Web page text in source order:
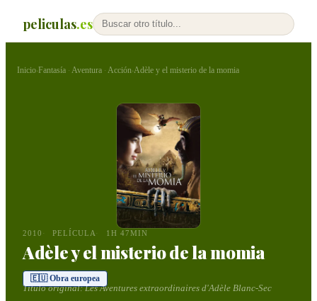
peliculas.es
Inicio›Fantasía · Aventura · Acción›Adèle y el misterio de la momia
2010 PELÍCULA 1H 47MIN
Adèle y el misterio de la momia
🇪🇺 Obra europea
Título original:Les Aventures extraordinaires d'Adèle Blanc-Sec